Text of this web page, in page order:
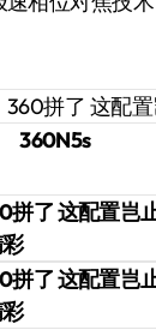
360N5s